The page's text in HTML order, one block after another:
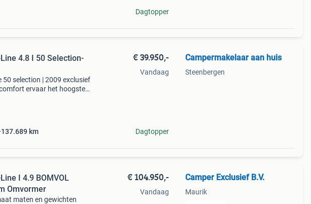
Dagtopper
4.8 I 50 Selection-
50 selection | 2009 exclusief
ervaar het hoogste
137.689 km
€ 39.950,-
Vandaag
Dagtopper
Campermakelaar aan huis
Steenbergen
I 4.9 BOMVOL
Omvormer
maten en gewichten
€ 104.950,-
Vandaag
Camper Exclusief B.V.
Maurik